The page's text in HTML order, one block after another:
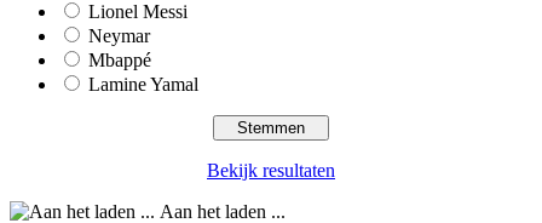
Lionel Messi
Neymar
Mbappé
Lamine Yamal
Bekijk resultaten
Aan het laden ...